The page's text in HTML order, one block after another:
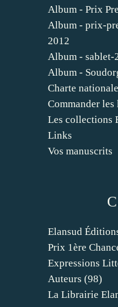
Elansud
Prix 1ère
Expressions
Auteurs (98)
La Librairie
Album - Prix
Album - prix-
2012
Album - sablet-
Album -
Charte
Commander
Les collections
Links
Vos manuscrits